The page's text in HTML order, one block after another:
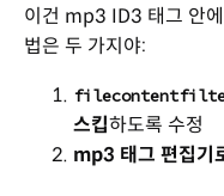
이건 mp3 ID3 태그 안
법은 두 가지야:
스킵하도록 수정
mp3 태그 편집기